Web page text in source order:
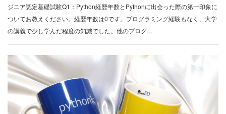
ジニア認定基礎試験Q1：Python経歴年数とPythonに出会った際の第一印象に
ついてお教えください。経歴年数は0です。プログラミング経験もなく、大学
の講義で少し学んだ程度の知識でした。他のプログ…